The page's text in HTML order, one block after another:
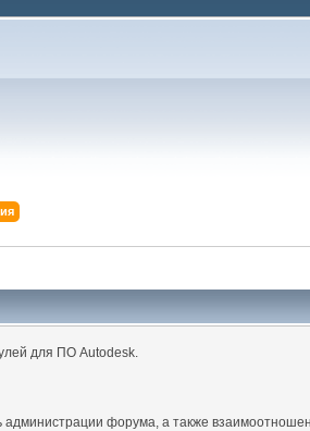
для ПО Autodesk.
форума, а также